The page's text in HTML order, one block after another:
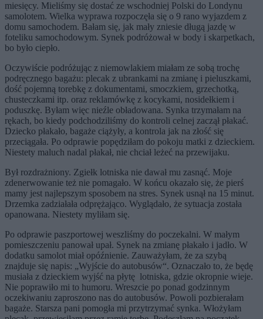
miesięcy. Mieliśmy się dostać ze wschodniej Polski do Londynu
samolotem. Wielka wyprawa rozpoczęła się o 9 rano wyjazdem z
domu samochodem. Bałam się, jak mały zniesie długą jazdę w
foteliku samochodowym. Synek podróżował w body i skarpetkach,
bo było ciepło.
Oczywiście podróżując z niemowlakiem miałam ze sobą trochę
podręcznego bagażu: plecak z ubrankami na zmianę i pieluszkami,
dość pojemną torebkę z dokumentami, smoczkiem, grzechotką,
chusteczkami itp. oraz reklamówkę z kocykami, nosidełkiem i
poduszkę. Byłam więc nieźle obładowana. Synka trzymałam na
rękach, bo kiedy podchodziliśmy do kontroli celnej zaczął płakać.
Dziecko płakało, bagaże ciążyły, a kontrola jak na złość się
przeciągała. Po odprawie popędziłam do pokoju matki z dzieckiem.
Niestety maluch nadal płakał, nie chciał leżeć na przewijaku.
Był rozdrażniony. Zgiełk lotniska nie dawał mu zasnąć. Moje
zdenerwowanie też nie pomagało. W końcu okazało się, że pierś
mamy jest najlepszym sposobem na stres. Synek usnął na 15 minut.
Drzemka zadziałała odprężająco. Wyglądało, że sytuacja została
opanowana. Niestety myliłam się.
Po odprawie paszportowej weszliśmy do poczekalni. W małym
pomieszczeniu panował upał. Synek na zmianę płakało i jadło. W
dodatku samolot miał opóźnienie. Zauważyłam, że za szybą
znajduje się napis: „Wyjście do autobusów“. Oznaczało to, że będę
musiała z dzieckiem wyjść na płytę lotniska, gdzie okropnie wieje.
Nie poprawiło mi to humoru. Wreszcie po ponad godzinnym
oczekiwaniu zaproszono nas do autobusów. Powoli pozbierałam
bagaże. Starsza pani pomogła mi przytrzymać synka. Włożyłam